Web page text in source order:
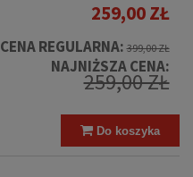
259,00 ZŁ
CENA REGULARNA:399,00 ZŁ
NAJNIŻSZA CENA:
259,00 ZŁ
Do koszyka